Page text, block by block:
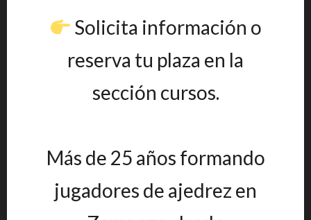
Solicita información o
reserva tu plaza en la
sección cursos.
Más de 25 años formando
jugadores de ajedrez en